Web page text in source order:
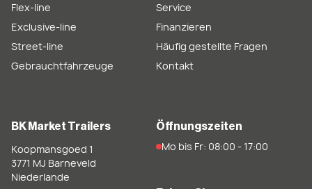
BK Market Trailers
Koopmansgoed 1
3771 MJ Barneveld
Niederlande
Flex-line
Exclusive-line
Street-line
Gebrauchtfahrzeuge
Service
Finanzieren
Häufig gestellte Fragen
Kontakt
Öffnungszeiten
Mo bis Fr: 08:00 - 17:00